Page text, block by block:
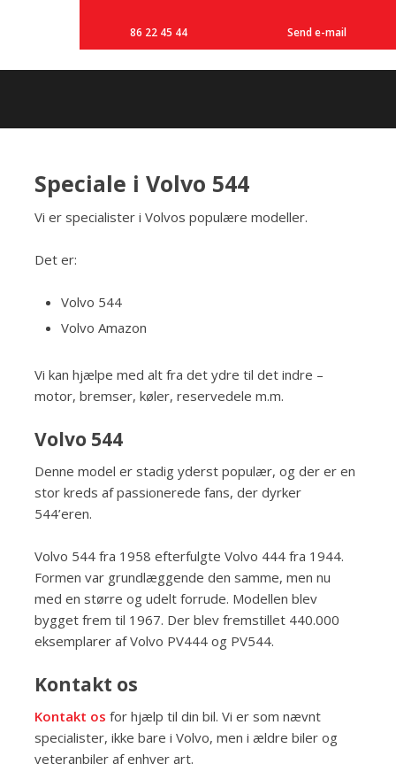
86 22 45 44 Send e-mail
​Speciale i Volvo 544
Vi er specialister i Volvos populære modeller.
Det er:
Volvo 544
Volvo Amazon
Vi kan hjælpe med alt fra det ydre til det indre –
motor, bremser, køler, reservedele m.m.
Volvo 544
Denne model er stadig yderst populær, og der er en
stor kreds af passionerede fans, der dyrker
544’eren.
Volvo 544 fra 1958 efterfulgte Volvo 444 fra 1944.
Formen var grundlæggende den samme, men nu
med en større og udelt forrude. Modellen blev
bygget frem til 1967. Der blev fremstillet 440.000
eksemplarer af Volvo PV444 og PV544.
Kontakt os
Kontakt os for hjælp til din bil. Vi er som nævnt
specialister, ikke bare i Volvo, men i ældre biler og
veteranbiler af enhver art.